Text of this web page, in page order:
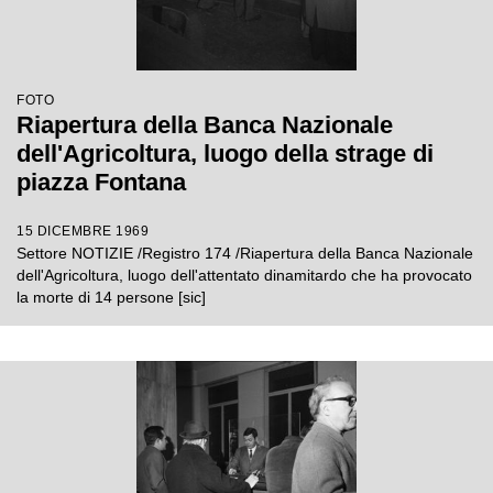
FOTO
Riapertura della Banca Nazionale
dell'Agricoltura, luogo della strage di
piazza Fontana
15 DICEMBRE 1969
Settore NOTIZIE /Registro 174 /Riapertura della Banca Nazionale
dell'Agricoltura, luogo dell'attentato dinamitardo che ha provocato
la morte di 14 persone [sic]